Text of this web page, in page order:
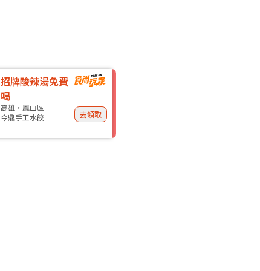
招牌酸辣湯免費
喝
高雄・鳳山區
今鼎手工水餃
去領取